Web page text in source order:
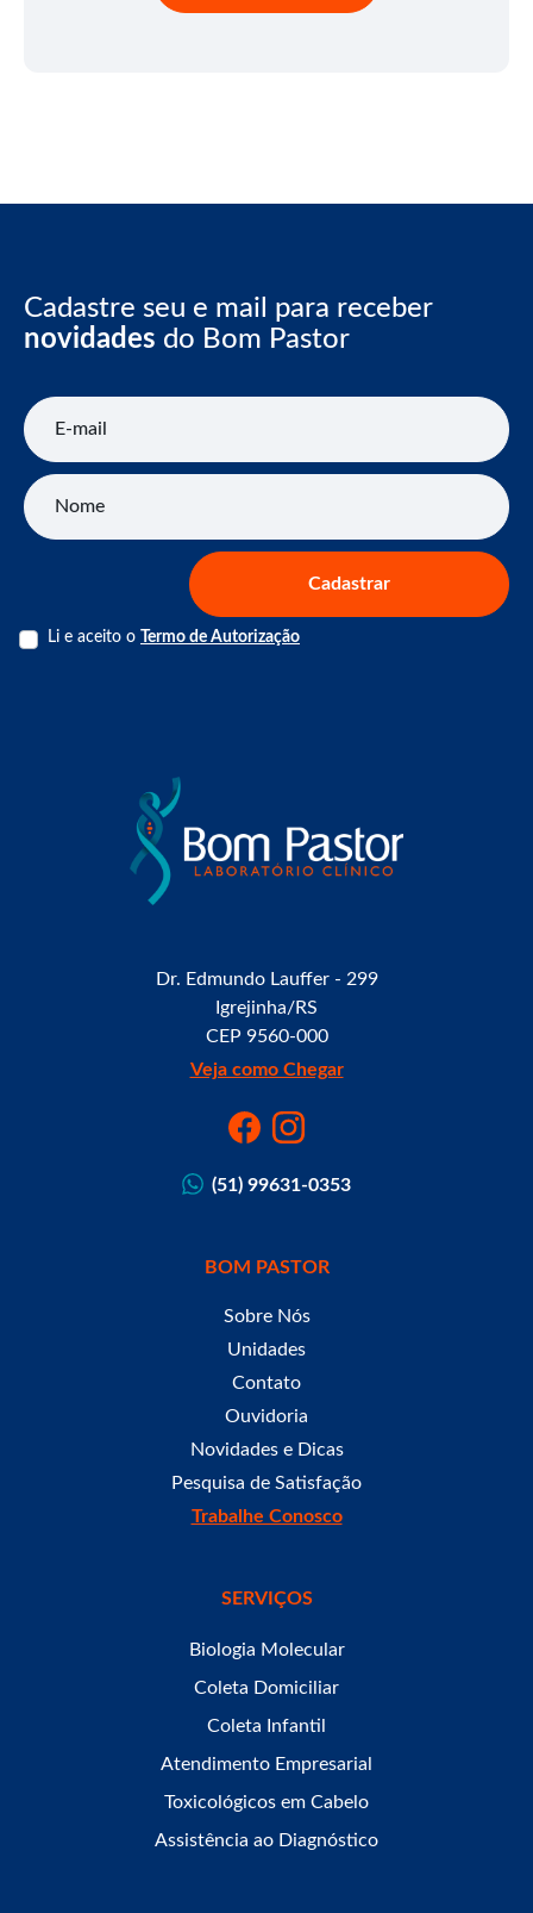
Cadastre seu e mail para receber
novidades do Bom Pastor
E-mail
Nome
Cadastrar
Li e aceito o Termo de Autorização
Dr. Edmundo Lauffer - 299
Igrejinha/RS
CEP 9560-000
Veja como Chegar
(51) 99631-0353
BOM PASTOR
Sobre Nós
Unidades
Contato
Ouvidoria
Novidades e Dicas
Pesquisa de Satisfação
Trabalhe Conosco
SERVIÇOS
Biologia Molecular
Coleta Domiciliar
Coleta Infantil
Atendimento Empresarial
Toxicológicos em Cabelo
Assistência ao Diagnóstico